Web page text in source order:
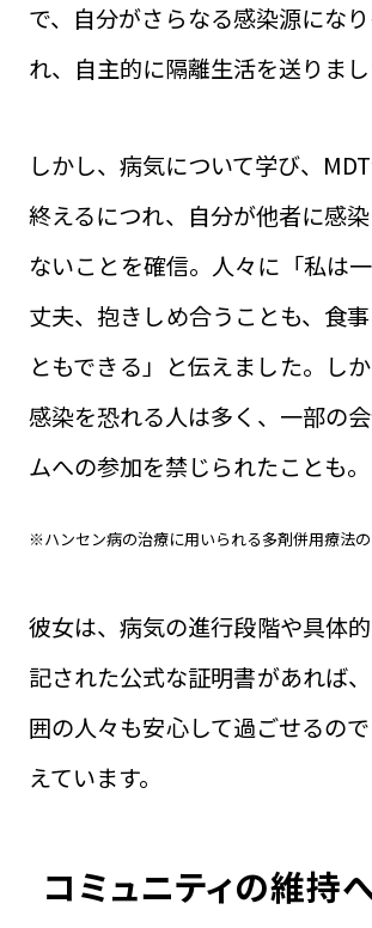
で、自分がさらなる感染源にな
れ、自主的に隔離生活を送りまし
しかし、病気について学び、
終えるにつれ、自分が他者に感
ないことを確信。人々に「私は
丈夫、抱きしめ合うことも、食
ともできる」と伝えました。し
感染を恐れる人は多く、一部の
ムへの参加を禁じられたことも。
※ハンセン病の治療に用いられる多剤併用療法
彼女は、病気の進行段階や具体
記された公式な証明書があれば
囲の人々も安心して過ごせるの
えています。
コミュニティの維持